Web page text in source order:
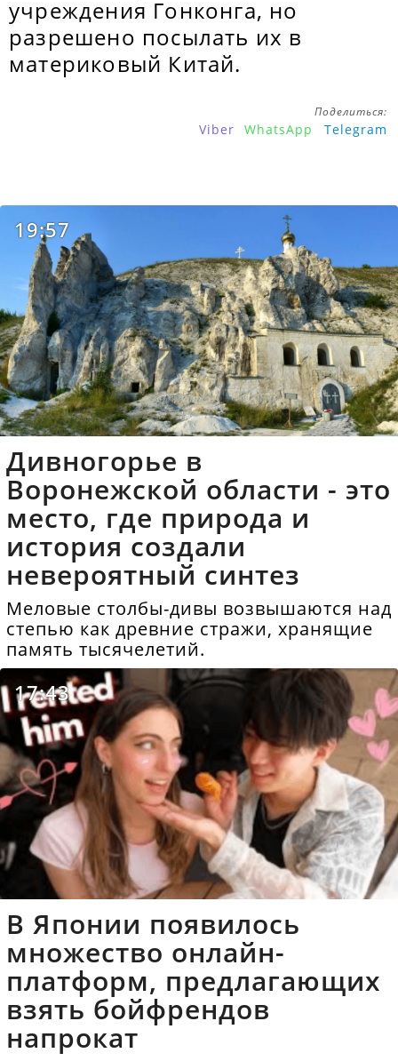
учреждения Гонконга, но
разрешено посылать их в
материковый Китай.
Поделиться:
Viber WhatsApp Telegram
19:57
Дивногорье в
Воронежской области - это
место, где природа и
история создали
невероятный синтез
Меловые столбы-дивы возвышаются над
степью как древние стражи, хранящие
память тысячелетий.
17:43
В Японии появилось
множество онлайн-
платформ, предлагающих
взять бойфрендов
напрокат